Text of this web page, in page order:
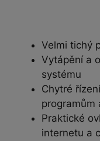
Velmi tichý
Vytápění a
systému
Chytré
programům
Praktické
internetu a